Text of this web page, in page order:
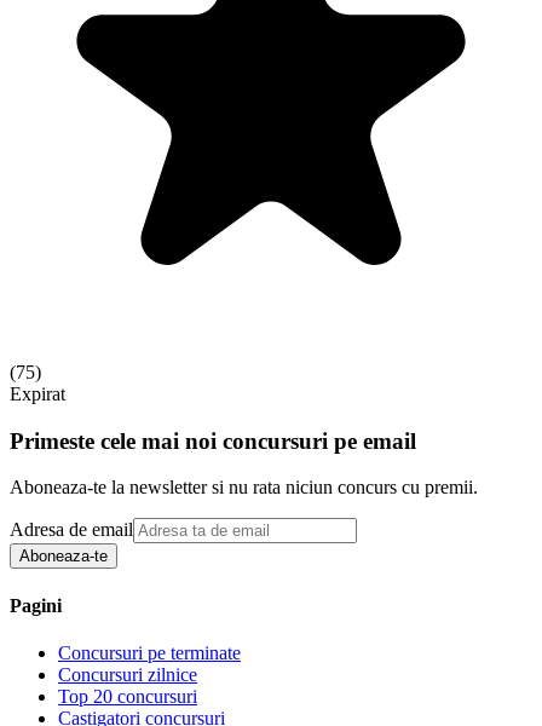
(75)
Expirat
Primeste cele mai noi concursuri pe email
Aboneaza-te la newsletter si nu rata niciun concurs cu premii.
Adresa de email
Aboneaza-te
Pagini
Concursuri pe terminate
Concursuri zilnice
Top 20 concursuri
Castigatori concursuri